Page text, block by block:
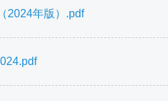
2024年版）.pdf